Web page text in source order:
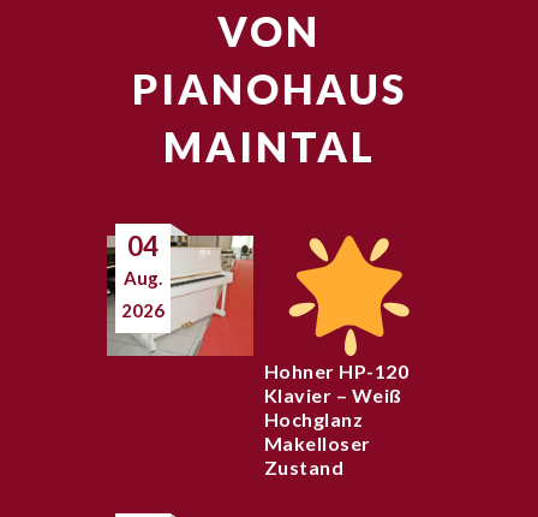
VON
PIANOHAUS
MAINTAL
04
Aug.
2026
Hohner HP-120
Klavier – Weiß
Hochglanz
Makelloser
Zustand